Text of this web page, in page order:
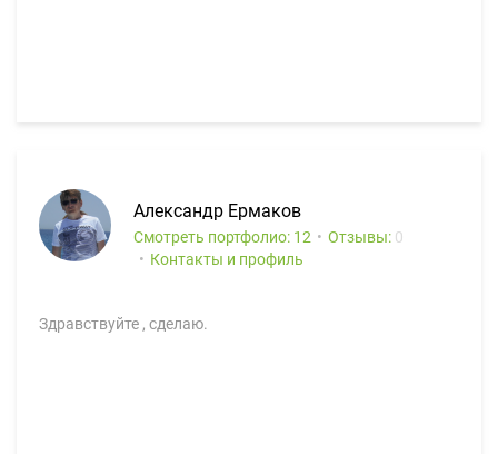
Александр Ермаков
Смотреть портфолио: 12 Отзывы: 0
Контакты и профиль
Здравствуйте , сделаю.